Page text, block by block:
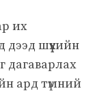
их
шүүхийн
дагаварлах
ард түмний